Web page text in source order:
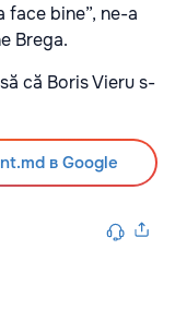
face bine”, ne-a
Brega.
că Boris Vieru s-
в Google